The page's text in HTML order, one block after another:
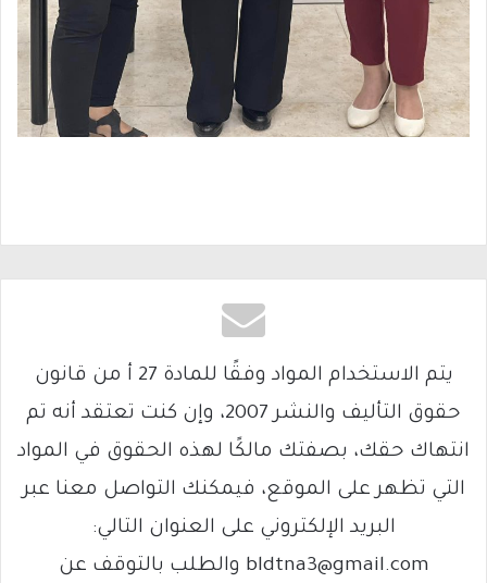
يتم الاستخدام المواد وفقًا للمادة 27 أ من قانون
حقوق التأليف والنشر 2007، وإن كنت تعتقد أنه تم
انتهاك حقك، بصفتك مالكًا لهذه الحقوق في المواد
التي تظهر على الموقع، فيمكنك التواصل معنا عبر
البريد الإلكتروني على العنوان التالي:
bldtna3@gmail.com والطلب بالتوقف عن